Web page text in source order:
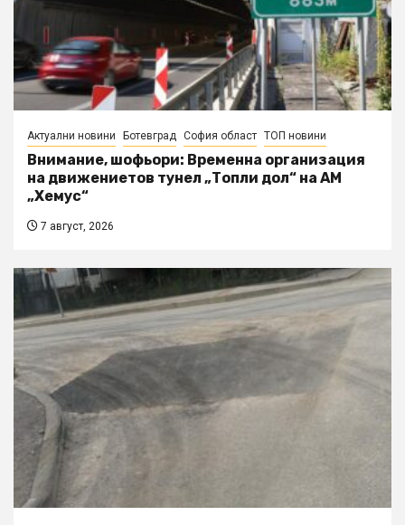
Актуални новини Ботевград София област ТОП новини
Внимание, шофьори: Временна организация
на движениетов тунел „Топли дол“ на АМ
„Хемус“
7 август, 2026